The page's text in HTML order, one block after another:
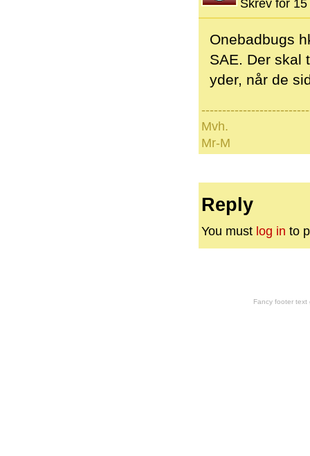
Skrev for
Onebadbugs
SAE. Der skal
yder, når de
Mvh.
Mr-M
Reply
You must log in to
Fancy footer